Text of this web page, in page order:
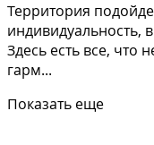
Территория
индивидуальность,
Здесь есть все, что
гарм...
Показать еще